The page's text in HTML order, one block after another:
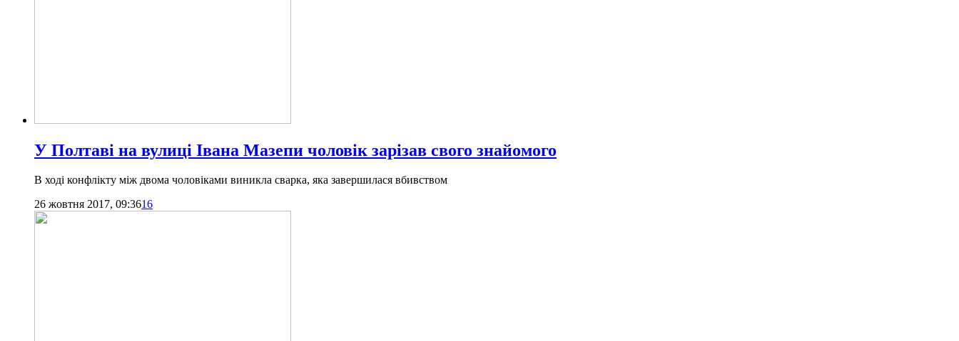
У Полтаві на вулиці Івана Мазепи чоловік зарізав свого знайомого
В ході конфлікту між двома чоловіками виникла сварка, яка завершилася вбивством
26 жовтня 2017, 09:3616